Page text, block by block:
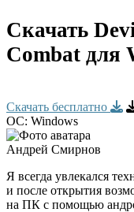
Скачать
Combat для
Скачать бесплатно
ОС: Windows
Андрей Смирнов
Я всегда увлекался
и после открытия
на ПК с помощью